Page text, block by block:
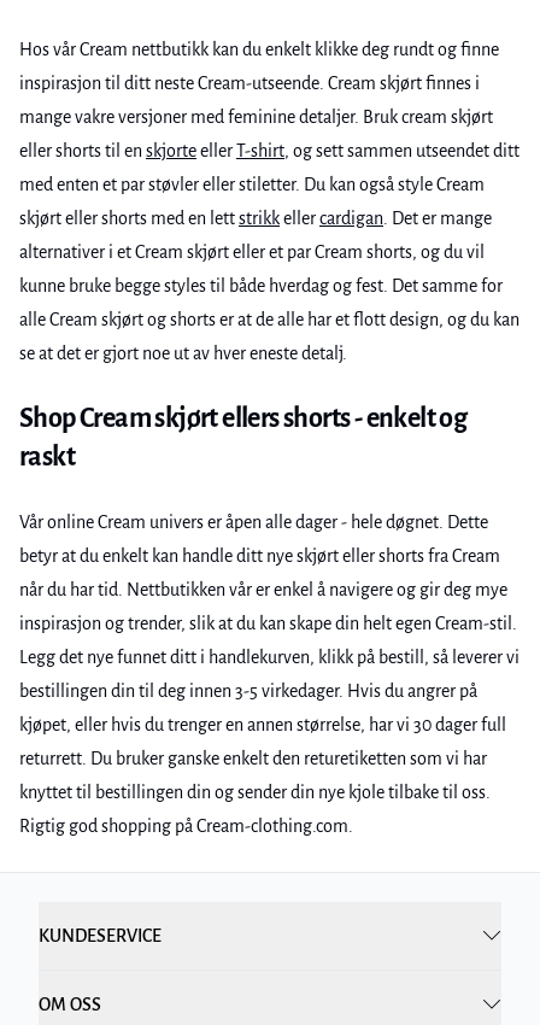
Hos vår Cream nettbutikk kan du enkelt klikke deg rundt og finne
inspirasjon til ditt neste Cream-utseende. Cream skjørt finnes i
mange vakre versjoner med feminine detaljer. Bruk cream skjørt
eller shorts til en skjorteellerT-shirt, og sett sammen utseendet ditt
med enten et par støvler eller stiletter. Du kan også style Cream
skjørt eller shorts med en lettstrikkellercardigan . Det er mange
alternativer i et Cream skjørt eller et par Cream shorts, og du vil
kunne bruke begge styles til både hverdag og fest. Det samme for
alle Cream skjørt og shorts er at de alle har et flott design, og du kan
se at det er gjort noe ut av hver eneste detalj.
Shop Cream skjørt ellers shorts - enkelt og
raskt
Vår online Cream univers er åpen alle dager - hele døgnet. Dette
betyr at du enkelt kan handle ditt nye skjørt eller shorts fra Cream
når du har tid. Nettbutikken vår er enkel å navigere og gir deg mye
inspirasjon og trender, slik at du kan skape din helt egen Cream-stil.
Legg det nye funnet ditt i handlekurven, klikk på bestill, så leverer vi
bestillingen din til deg innen 3-5 virkedager. Hvis du angrer på
kjøpet, eller hvis du trenger en annen størrelse, har vi 30 dager full
returrett. Du bruker ganske enkelt den returetiketten som vi har
knyttet til bestillingen din og sender din nye kjole tilbake til oss.
Rigtig god shopping på Cream-clothing.com.
KUNDESERVICE
OM OSS